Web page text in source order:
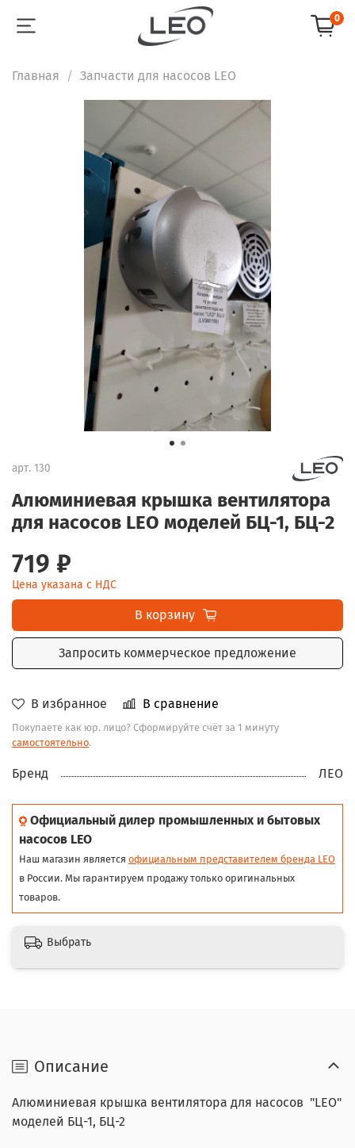
0
Главная Запчасти для насосов LEO
арт. 130
Алюминиевая крышка вентилятора
для насосов LEO моделей БЦ-1, БЦ-2
В избранное В сравнение
Покупаете как юр. лицо? Сформируйте счёт за 1 минуту
самостоятельно.
719 ₽
Цена указана с НДС
В корзину
Запросить коммерческое предложение
Бренд ЛЕО
Официальный дилер промышленных и бытовых
насосов LEO
Наш магазин является официальным представителем бренда LEO
в России. Мы гарантируем продажу только оригинальных
товаров.
Выбрать
Описание
Алюминиевая крышка вентилятора для насосов "LEO"
моделей БЦ-1, БЦ-2